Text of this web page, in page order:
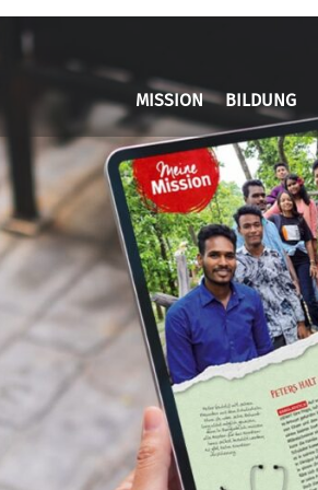
MISSION BILDUNG